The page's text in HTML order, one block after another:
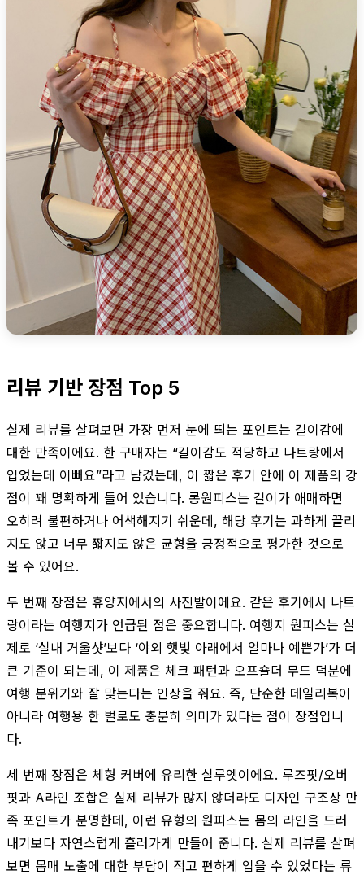
리뷰 기반 장점 Top 5
실제 리뷰를 살펴보면 가장 먼저 눈에 띄는 포인트는 길이감에
대한 만족이에요. 한 구매자는 “길이감도 적당하고 나트랑에서
입었는데 이뻐요”라고 남겼는데, 이 짧은 후기 안에 이 제품의 강
점이 꽤 명확하게 들어 있습니다. 롱원피스는 길이가 애매하면
오히려 불편하거나 어색해지기 쉬운데, 해당 후기는 과하게 끌리
지도 않고 너무 짧지도 않은 균형을 긍정적으로 평가한 것으로
볼 수 있어요.
두 번째 장점은 휴양지에서의 사진발이에요. 같은 후기에서 나트
랑이라는 여행지가 언급된 점은 중요합니다. 여행지 원피스는 실
제로 ‘실내 거울샷’보다 ‘야외 햇빛 아래에서 얼마나 예쁜가’가 더
큰 기준이 되는데, 이 제품은 체크 패턴과 오프숄더 무드 덕분에
여행 분위기와 잘 맞는다는 인상을 줘요. 즉, 단순한 데일리복이
아니라 여행용 한 벌로도 충분히 의미가 있다는 점이 장점입니
다.
세 번째 장점은 체형 커버에 유리한 실루엣이에요. 루즈핏/오버
핏과 A라인 조합은 실제 리뷰가 많지 않더라도 디자인 구조상 만
족 포인트가 분명한데, 이런 유형의 원피스는 몸의 라인을 드러
내기보다 자연스럽게 흘러가게 만들어 줍니다. 실제 리뷰를 살펴
보면 몸매 노출에 대한 부담이 적고 편하게 입을 수 있었다는 류